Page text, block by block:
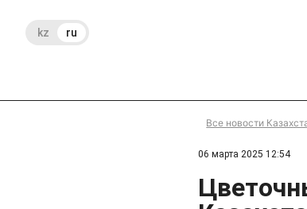
kz ru
Все новости
06 марта 2025 12:54